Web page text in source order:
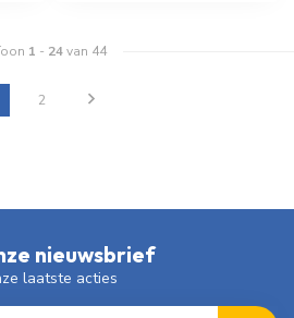
1 - 24van 44
2
nieuwsbrief
laatste acties